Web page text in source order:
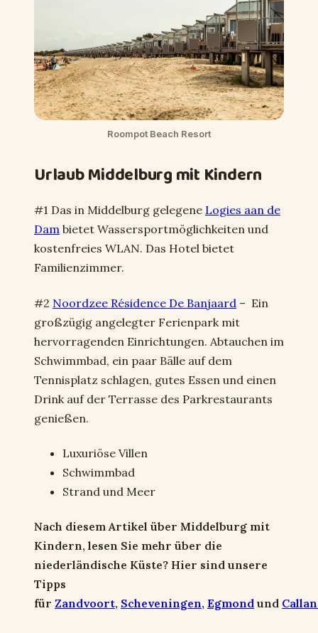
Roompot Beach Resort
Urlaub Middelburg mit Kindern
#1 Das in Middelburg gelegene Logies aan de
Dam bietet Wassersportmöglichkeiten und
kostenfreies WLAN. Das Hotel bietet
Familienzimmer.
#2 Noordzee Résidence De Banjaard – Ein
großzügig angelegter Ferienpark mit
hervorragenden Einrichtungen. Abtauchen im
Schwimmbad, ein paar Bälle auf dem
Tennisplatz schlagen, gutes Essen und einen
Drink auf der Terrasse des Parkrestaurants
genießen.
Luxuriöse Villen
Schwimmbad
Strand und Meer
Nach diesem Artikel über Middelburg mit
Kindern, lesen Sie mehr über die
niederländische Küste? Hier sind unsere
Tipps
für Zandvoort, Scheveningen, Egmond und